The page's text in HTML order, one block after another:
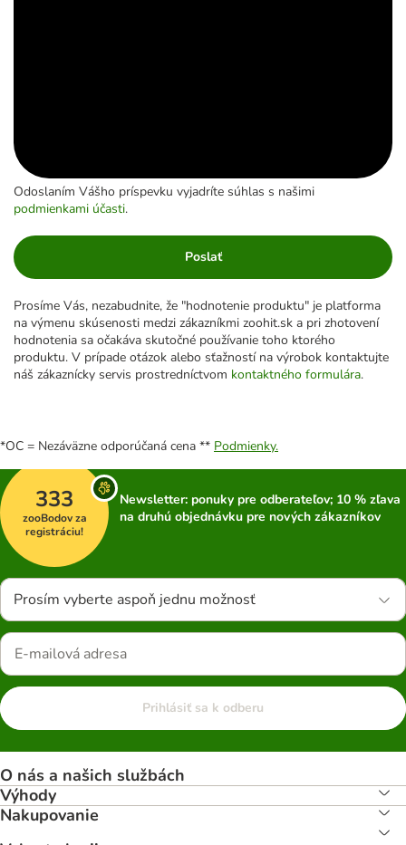
Odoslaním Vášho príspevku vyjadríte súhlas s našimi
podmienkami účasti.
Poslať
Prosíme Vás, nezabudnite, že "hodnotenie produktu" je platforma
na výmenu skúsenosti medzi zákazníkmi zoohit.sk a pri zhotovení
hodnotenia sa očakáva skutočné používanie toho ktorého
produktu. V prípade otázok alebo sťažností na výrobok kontaktujte
náš zákaznícky servis prostredníctvom kontaktného formulára.
*OC = Nezáväzne odporúčaná cena ** Podmienky.
333
zooBodov za
registráciu!
Newsletter: ponuky pre odberateľov; 10 % zľava
na druhú objednávku pre nových zákazníkov
Prosím vyberte aspoň jednu možnosť
Prihlásiť sa k odberu
O nás a našich službách
Výhody
Nakupovanie